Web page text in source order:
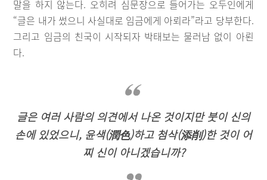
말을 하지 않는다. 오히려 심문장으로 들어가는 오두인에게
“글은 내가 썼으니 사실대로 임금에게 아뢰라”라고 당부한다.
그리고 임금의 친국이 시작되자 박태보는 물러남 없이 아뢴
다.
글은 여러 사람의 의견에서 나온 것이지만 붓이 신의
손에 있었으니, 윤색(潤色)하고 첨삭(添削)한 것이 어
찌 신이 아니겠습니까?